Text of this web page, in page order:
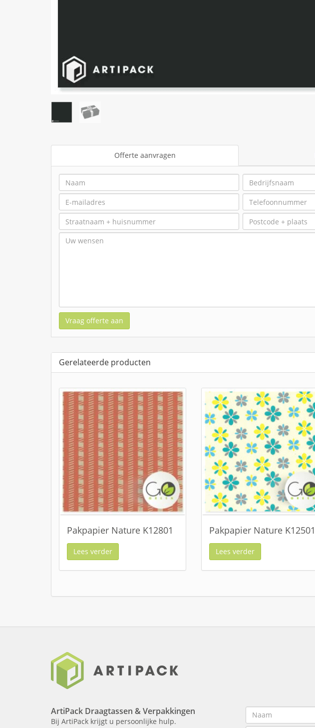
Offerte aanvragen
Vraag offerte aan
Gerelateerde producten
Pakpapier Nature K12801
Lees verder
Pakpapier Nature K12501
Lees verder
ArtiPack Draagtassen & Verpakkingen
Bij ArtiPack krijgt u persoonlijke hulp.